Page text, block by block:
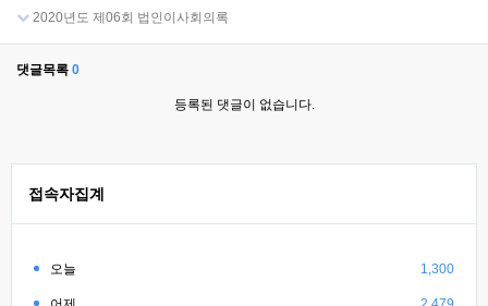
2020년도 제06회 법인이사회의록
댓글목록 0
등록된 댓글이 없습니다.
접속자집계
오늘 1,300